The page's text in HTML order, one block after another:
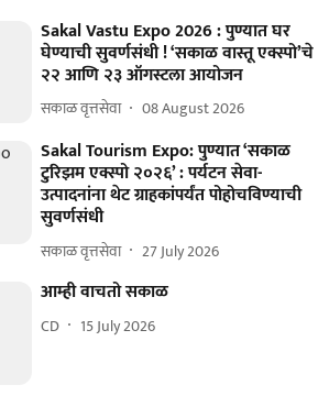
Sakal Vastu Expo 2026 : पुण्यात घर
घेण्याची सुवर्णसंधी ! ‘सकाळ वास्तू एक्स्पो’चे
२२ आणि २३ ऑगस्टला आयोजन
सकाळ वृत्तसेवा 08 August 2026
Sakal Tourism Expo: पुण्यात ‘सकाळ
टुरिझम एक्स्पो २०२६’ : पर्यटन सेवा-
उत्पादनांना थेट ग्राहकांपर्यंत पोहोचविण्याची
सुवर्णसंधी
सकाळ वृत्तसेवा 27 July 2026
आम्ही वाचतो सकाळ
CD 15 July 2026